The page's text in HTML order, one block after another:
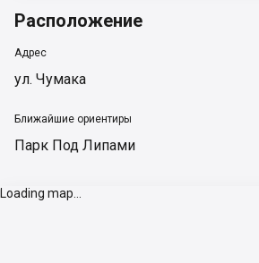
Расположение
Адрес
ул. Чумака
Ближайшие ориентиры
Парк Под Липами
Loading map...